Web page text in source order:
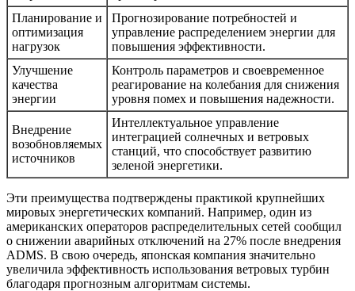
Планирование и
оптимизация
нагрузок
Прогнозирование потребностей и
управление распределением энергии для
повышения эффективности.
Улучшение
качества
энергии
Контроль параметров и своевременное
реагирование на колебания для снижения
уровня помех и повышения надежности.
Внедрение
возобновляемых
источников
Интеллектуальное управление
интеграцией солнечных и ветровых
станций, что способствует развитию
зеленой энергетики.
Эти преимущества подтверждены практикой крупнейших
мировых энергетических компаний. Например, один из
американских операторов распределительных сетей сообщил
о снижении аварийных отключений на 27% после внедрения
ADMS. В свою очередь, японская компания значительно
увеличила эффективность использования ветровых турбин
благодаря прогнозным алгоритмам системы.